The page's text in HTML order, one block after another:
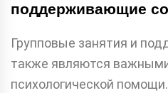
поддерживающие
Групповые занятия и
также являются
психологической